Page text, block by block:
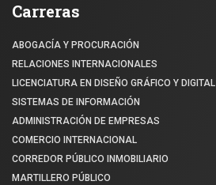
Carreras
ABOGACÍA Y PROCURACIÓN
RELACIONES INTERNACIONALES
LICENCIATURA EN DISEÑO GRÁFICO Y DIGITAL
SISTEMAS DE INFORMACIÓN
ADMINISTRACIÓN DE EMPRESAS
COMERCIO INTERNACIONAL
CORREDOR PÚBLICO INMOBILIARIO
MARTILLERO PÚBLICO